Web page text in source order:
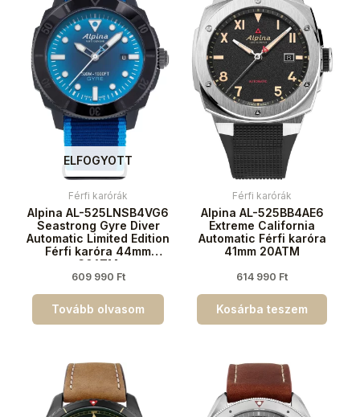
ELFOGYOTT
Férfi karórák
Alpina AL-525LNSB4VG6
Seastrong Gyre Diver
Automatic Limited Edition
Férfi karóra 44mm
30ATM
609 990 Ft
Tovább olvasom
Férfi karórák
Alpina AL-525BB4AE6
Extreme California
Automatic Férfi karóra
41mm 20ATM
614 990 Ft
Kosárba teszem